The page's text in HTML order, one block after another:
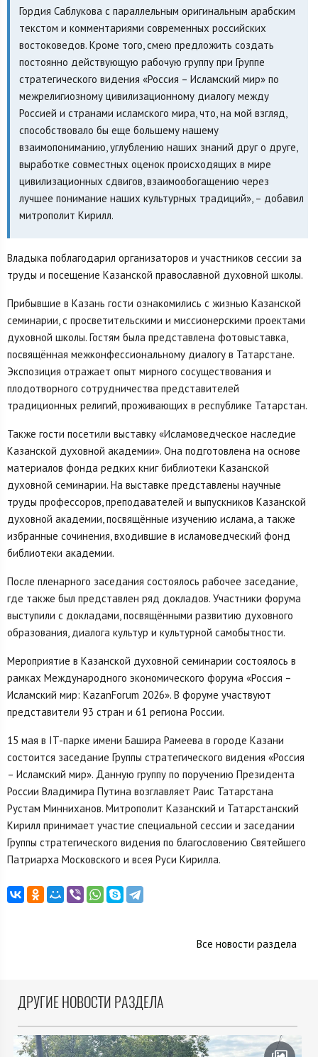
Гордия Саблукова с параллельным оригинальным арабским
текстом и комментариями современных российских
востоковедов. Кроме того, смею предложить создать
постоянно действующую рабочую группу при Группе
стратегического видения «Россия – Исламский мир» по
межрелигиозному цивилизационному диалогу между
Россией и странами исламского мира, что, на мой взгляд,
способствовало бы еще большему нашему
взаимопониманию, углублению наших знаний друг о друге,
выработке совместных оценок происходящих в мире
цивилизационных сдвигов, взаимообогащению через
лучшее понимание наших культурных традиций», – добавил
митрополит Кирилл.
Владыка поблагодарил организаторов и участников сессии за
труды и посещение Казанской православной духовной школы.
Прибывшие в Казань гости ознакомились с жизнью Казанской
семинарии, с просветительскими и миссионерскими проектами
духовной школы. Гостям была представлена фотовыставка,
посвящённая межконфессиональному диалогу в Татарстане.
Экспозиция отражает опыт мирного сосуществования и
плодотворного сотрудничества представителей
традиционных религий, проживающих в республике Татарстан.
Также гости посетили выставку «Исламоведческое наследие
Казанской духовной академии». Она подготовлена на основе
материалов фонда редких книг библиотеки Казанской
духовной семинарии. На выставке представлены научные
труды профессоров, преподавателей и выпускников Казанской
духовной академии, посвящённые изучению ислама, а также
избранные сочинения, входившие в исламоведческий фонд
библиотеки академии.
После пленарного заседания состоялось рабочее заседание,
где также был представлен ряд докладов. Участники форума
выступили с докладами, посвящёнными развитию духовного
образования, диалога культур и культурной самобытности.
Мероприятие в Казанской духовной семинарии состоялось в
рамках Международного экономического форума «Россия –
Исламский мир: KazanForum 2026». В форуме участвуют
представители 93 стран и 61 региона России.
15 мая в IT-парке имени Башира Рамеева в городе Казани
состоится заседание Группы стратегического видения «Россия
– Исламский мир». Данную группу по поручению Президента
России Владимира Путина возглавляет Раис Татарстана
Рустам Минниханов. Митрополит Казанский и Татарстанский
Кирилл принимает участие специальной сессии и заседании
Группы стратегического видения по благословению Святейшего
Патриарха Московского и всея Руси Кирилла.
Все новости раздела
ДРУГИЕ НОВОСТИ РАЗДЕЛА